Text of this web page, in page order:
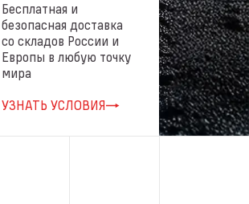
Бесплатная и
безопасная доставка
со складов России и
Европы в любую точку
мира
УЗНАТЬ УСЛОВИЯ